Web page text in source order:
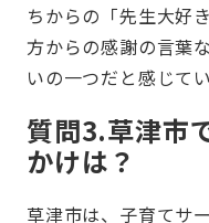
ちからの「先生大好
方からの感謝の言葉
いの一つだと感じてい
質問3.草津市
かけは？
草津市は、子育てサ